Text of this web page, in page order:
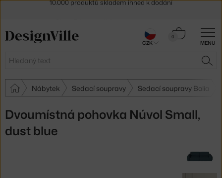
MENU
Hledat
0
Košík
Nábytek Sedací soupravy Sedací soupravy Bolia
Dvoumístná pohovka Núvol Small,
dust blue
30 dní na vrácení zboží
CZK